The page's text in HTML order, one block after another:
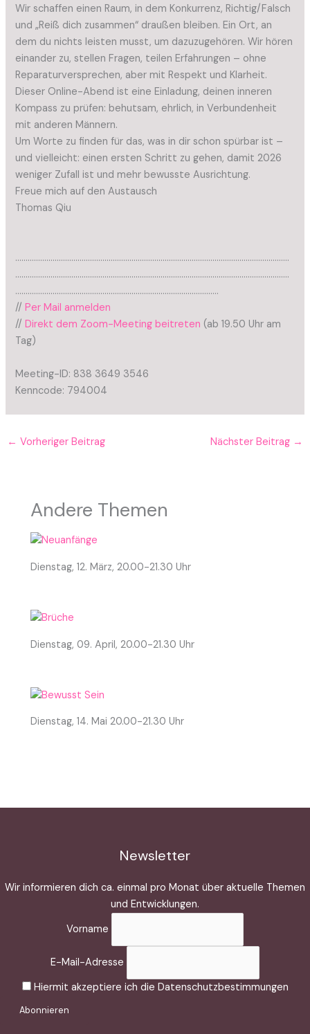
Wir schaffen einen Raum, in dem Konkurrenz, Richtig/Falsch
und „Reiß dich zusammen“ draußen bleiben. Ein Ort, an
dem du nichts leisten musst, um dazuzugehören. Wir hören
einander zu, stellen Fragen, teilen Erfahrungen – ohne
Reparaturversprechen, aber mit Respekt und Klarheit.
Dieser Online-Abend ist eine Einladung, deinen inneren
Kompass zu prüfen: behutsam, ehrlich, in Verbundenheit
mit anderen Männern.
Um Worte zu finden für das, was in dir schon spürbar ist –
und vielleicht: einen ersten Schritt zu gehen, damit 2026
weniger Zufall ist und mehr bewusste Ausrichtung.
Freue mich auf den Austausch
Thomas Qiu
……………………………………………………………………………………………………………………
……………………………………………………………………………………………………………………
……………………………………………………………………………………..
//Per Mail anmelden
//Direkt dem Zoom-Meeting beitreten (ab 19.50 Uhr am
Tag)
Meeting-ID: 838 3649 3546
Kenncode: 794004
← Vorheriger Beitrag Nächster Beitrag →
Andere Themen
Dienstag, 12. März, 20.00-21.30 Uhr
Dienstag, 09. April, 20.00-21.30 Uhr
Dienstag, 14. Mai 20.00-21.30 Uhr
Newsletter
Wir informieren dich ca. einmal pro Monat über aktuelle Themen
und Entwicklungen.
Vorname
E-Mail-Adresse
Hiermit akzeptiere ich die Datenschutzbestimmungen